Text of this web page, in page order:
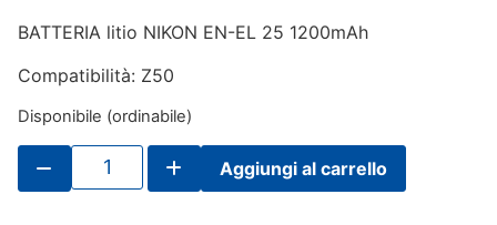
BATTERIA litio NIKON EN-EL 25 1200mAh
Compatibilità: Z50
Disponibile (ordinabile)
F-
System
BATTERIA
Aggiungi al carrello